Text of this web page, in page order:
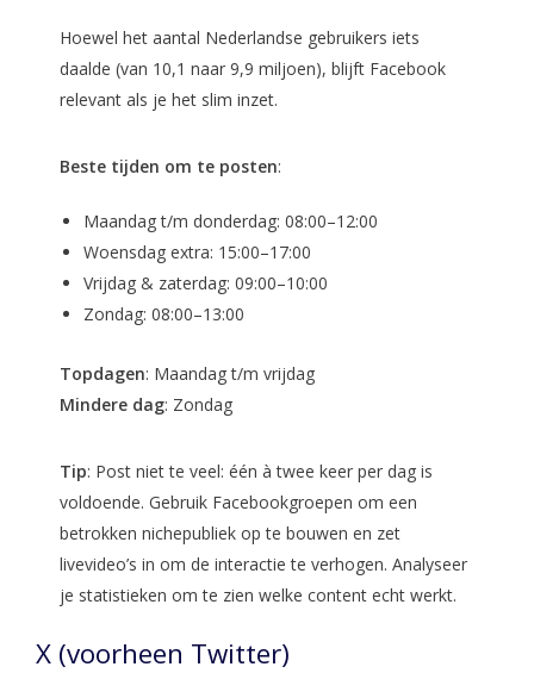
Hoewel het aantal Nederlandse gebruikers iets
daalde (van 10,1 naar 9,9 miljoen), blijft Facebook
relevant als je het slim inzet.
Beste tijden om te posten:
Maandag t/m donderdag: 08:00–12:00
Woensdag extra: 15:00–17:00
Vrijdag & zaterdag: 09:00–10:00
Zondag: 08:00–13:00
Topdagen: Maandag t/m vrijdag
Mindere dag: Zondag
Tip: Post niet te veel: één à twee keer per dag is
voldoende. Gebruik Facebookgroepen om een
betrokken nichepubliek op te bouwen en zet
livevideo’s in om de interactie te verhogen. Analyseer
je statistieken om te zien welke content echt werkt.
X (voorheen Twitter)